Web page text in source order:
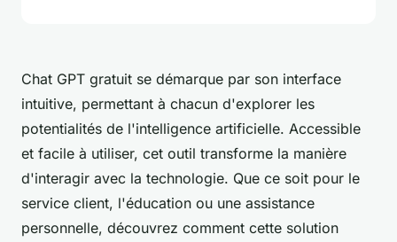
Chat GPT gratuit se démarque par son interface
intuitive, permettant à chacun d'explorer les
potentialités de l'intelligence artificielle. Accessible
et facile à utiliser, cet outil transforme la manière
d'interagir avec la technologie. Que ce soit pour le
service client, l'éducation ou une assistance
personnelle, découvrez comment cette solution